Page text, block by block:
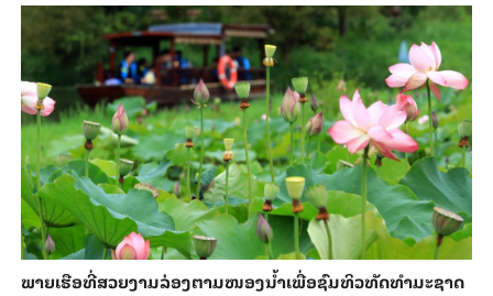
ພາຍ​ເຮືອທີ່​ສວຍ​ງາມ​ລ່ອງ​ຕາມ​​ໜອງນ້ຳ​​ເພື່ອ​ຊົມ​ທິວ​ທັດ​ທຳ​ມະ​ຊາດ